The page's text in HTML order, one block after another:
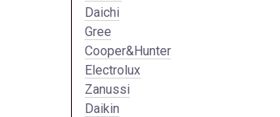
Daichi
Gree
Cooper&Hunter
Electrolux
Zanussi
Daikin